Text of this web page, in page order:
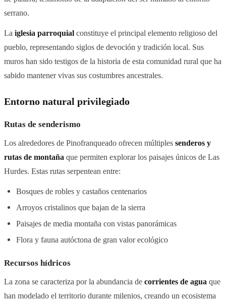
serrano.
La iglesia parroquial constituye el principal elemento religioso del
pueblo, representando siglos de devoción y tradición local. Sus
muros han sido testigos de la historia de esta comunidad rural que ha
sabido mantener vivas sus costumbres ancestrales.
Entorno natural privilegiado
Rutas de senderismo
Los alrededores de Pinofranqueado ofrecen múltiples senderos y
rutas de montaña que permiten explorar los paisajes únicos de Las
Hurdes. Estas rutas serpentean entre:
Bosques de robles y castaños centenarios
Arroyos cristalinos que bajan de la sierra
Paisajes de media montaña con vistas panorámicas
Flora y fauna autóctona de gran valor ecológico
Recursos hídricos
La zona se caracteriza por la abundancia de corrientes de agua que
han modelado el territorio durante milenios, creando un ecosistema